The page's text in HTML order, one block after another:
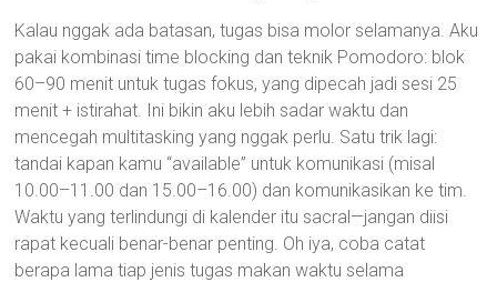
Kalau nggak ada batasan, tugas bisa molor selamanya. Aku
pakai kombinasi time blocking dan teknik Pomodoro: blok
60–90 menit untuk tugas fokus, yang dipecah jadi sesi 25
menit + istirahat. Ini bikin aku lebih sadar waktu dan
mencegah multitasking yang nggak perlu. Satu trik lagi:
tandai kapan kamu “available” untuk komunikasi (misal
10.00–11.00 dan 15.00–16.00) dan komunikasikan ke tim.
Waktu yang terlindungi di kalender itu sacral—jangan diisi
rapat kecuali benar-benar penting. Oh iya, coba catat
berapa lama tiap jenis tugas makan waktu selama